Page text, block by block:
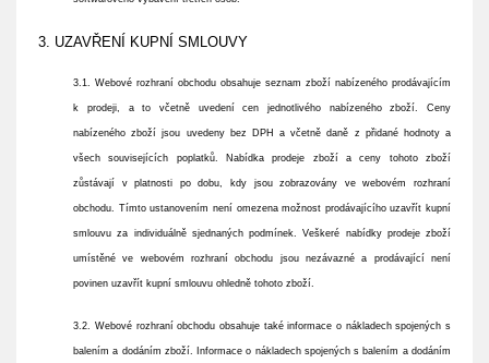
3. UZAVŘENÍ KUPNÍ SMLOUVY
3.1. Webové rozhraní obchodu obsahuje seznam zboží nabízeného prodávajícím
k prodeji, a to včetně uvedení cen jednotlivého nabízeného zboží. Ceny
nabízeného zboží jsou uvedeny bez DPH a včetně daně z přidané hodnoty a
všech souvisejících poplatků. Nabídka prodeje zboží a ceny tohoto zboží
zůstávají v platnosti po dobu, kdy jsou zobrazovány ve webovém rozhraní
obchodu. Tímto ustanovením není omezena možnost prodávajícího uzavřít kupní
smlouvu za individuálně sjednaných podmínek. Veškeré nabídky prodeje zboží
umístěné ve webovém rozhraní obchodu jsou nezávazné a prodávající není
povinen uzavřít kupní smlouvu ohledně tohoto zboží.
3.2. Webové rozhraní obchodu obsahuje také informace o nákladech spojených s
balením a dodáním zboží. Informace o nákladech spojených s balením a dodáním